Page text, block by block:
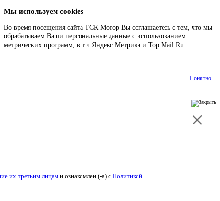
Мы используем cookies
Во время посещения сайта ТСК Мотор Вы соглашаетесь с тем, что мы
обрабатываем Ваши персональные данные с использованием
метрических программ, в т.ч Яндекс.Метрика и Top.Mail.Ru.
Понятно
их третьим лицами ознакомлен (-а) cПолитикой